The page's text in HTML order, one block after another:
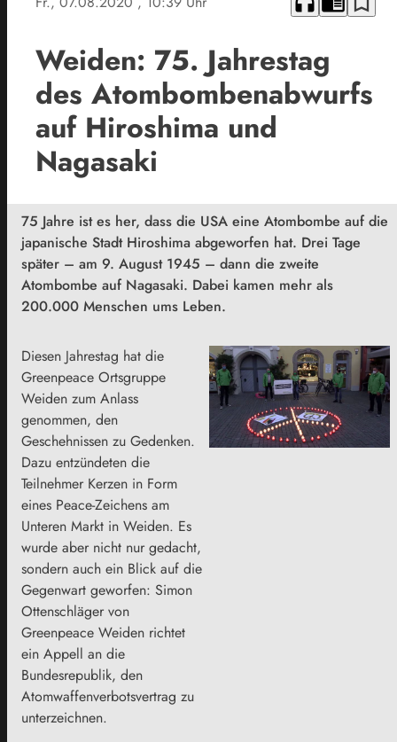
Weiden: 75. Jahrestag
des Atombombenabwurfs
auf Hiroshima und
Nagasaki
75 Jahre ist es her, dass die USA eine Atombombe auf die
japanische Stadt Hiroshima abgeworfen hat. Drei Tage
später – am 9. August 1945 – dann die zweite
Atombombe auf Nagasaki. Dabei kamen mehr als
200.000 Menschen ums Leben.
Diesen Jahrestag hat die
Greenpeace Ortsgruppe
Weiden zum Anlass
genommen, den
Geschehnissen zu Gedenken.
Dazu entzündeten die
Teilnehmer Kerzen in Form
eines Peace-Zeichens am
Unteren Markt in Weiden. Es
wurde aber nicht nur gedacht,
sondern auch ein Blick auf die
Gegenwart geworfen: Simon
Ottenschläger von
Greenpeace Weiden richtet
ein Appell an die
Bundesrepublik, den
Atomwaffenverbotsvertrag zu
unterzeichnen.